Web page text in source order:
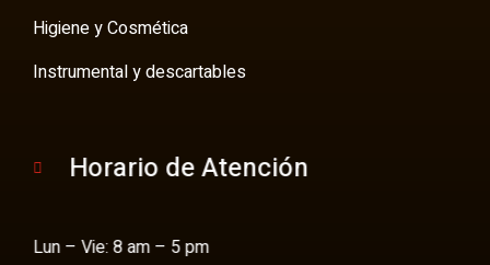
Higiene y Cosmética
Instrumental y descartables
Horario de Atención
Lun – Vie: 8 am – 5 pm